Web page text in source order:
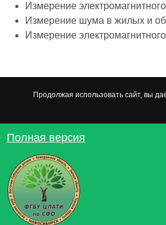
Измерение
Измерение шума в жилых и
Измерение
Продолжая использовать сайт, вы
Полная версия